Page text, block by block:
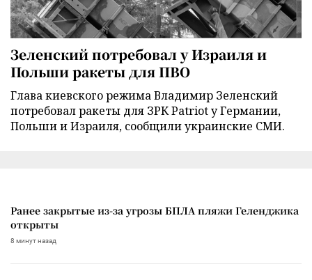
Зеленский потребовал у Израиля и
Польши ракеты для ПВО
Глава киевского режима Владимир Зеленский
потребовал ракеты для ЗРК Patriot у Германии,
Польши и Израиля, сообщили украинские СМИ.
Ранее закрытые из-за угрозы БПЛА пляжи Геленджика
открыты
8 минут назад